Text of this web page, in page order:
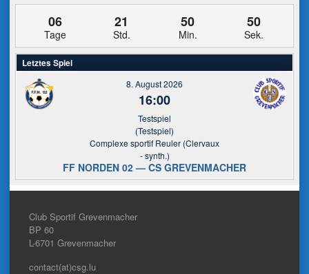
06
Tage
21
Std.
50
Min.
49
Sek.
Letztes Spiel
8. August 2026
16:00
Testspiel
(Testspiel)
Complexe sportif Reuler (Clervaux
- synth.)
FF NORDEN 02 — CS GREVENMACHER
Club Sportif Grevenmacher
BP 60
L-6701 Grevenmacher
contact(at)csg.lu